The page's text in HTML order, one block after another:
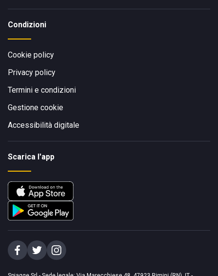
Condizioni
Cookie policy
Privacy policy
Termini e condizioni
Gestione cookie
Accessibilità digitale
Scarica l'app